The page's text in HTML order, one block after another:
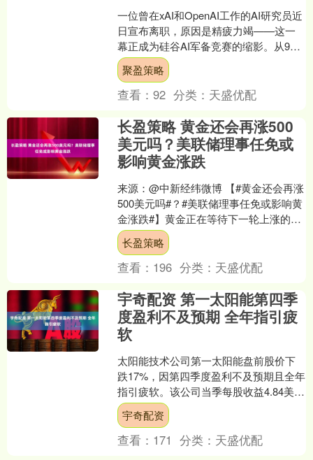
一位曾在xAI和OpenAI工作的AI研究员近
日宣布离职，原因是精疲力竭——这一
幕正成为硅谷AI军备竞赛的缩影。从996
到每天16小时、每周百小时的极端工作
制，....
聚盈策略
查看：92 分类： 天盛优配
长盈策略 黄金还会再涨500
美元吗？美联储理事任免或
影响黄金涨跌
来源：@中新经纬微博 【#黄金还会再涨
500美元吗#？#美联储理事任免或影响黄
金涨跌#】黄金正在等待下一轮上涨的驱
动因素。美国最高法院周三表示，将在
明年1月21....
长盈策略
查看： 196 分类： 天盛优配
宇奇配资 第一太阳能第四季
度盈利不及预期 全年指引疲
软
太阳能技术公司第一太阳能盘前股价下
跌17%，因第四季度盈利不及预期且全年
指引疲软。该公司当季每股收益4.84美
元，低于伦敦证券交易所集团调查分析
师预期的5.15....
宇奇配资
查看： 171 分类： 天盛优配